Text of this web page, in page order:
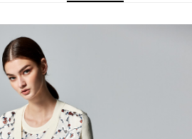
程】
享後付」後，將跳轉至「AFTEE先享後付」
金額後，即可完成結帳。
繳費通知簡訊。
，點擊此簡訊中的連結，可透過四大超商／
行付款，方視為交易完成。
需立刻繳費，但若您需要取消訂單，請聯絡
取消之訂單仍視為有效，需透過AFTEE先享
以上)免運費
含以上)免運費